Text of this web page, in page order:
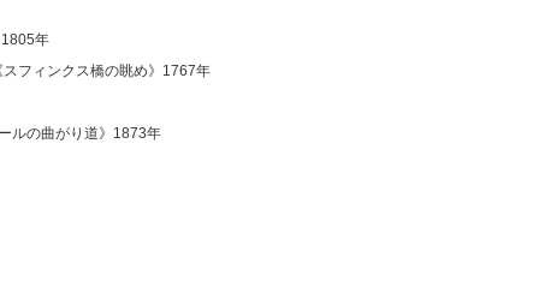
1805年
フィンクス橋の眺め》1767年
ルの曲がり道》1873年